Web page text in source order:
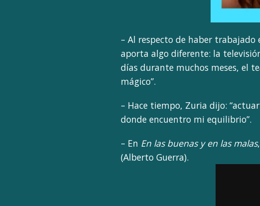
– Al respecto de haber trabajado
aporta algo diferente: la
días durante muchos meses, el
mágico”.
– Hace tiempo, Zuria dijo:
donde encuentro mi equilibrio”.
– En En las buenas y en las malas
(Alberto Guerra).